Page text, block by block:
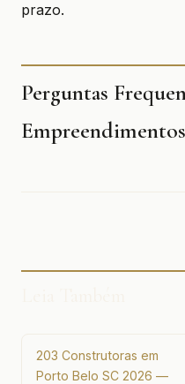
prazo.
Perguntas
Empreendimentos
203 Construtoras em
Porto Belo SC 2026 —